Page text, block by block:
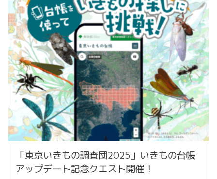
「東京いきもの調査団2025」いきもの台帳
アップデート記念クエスト開催！